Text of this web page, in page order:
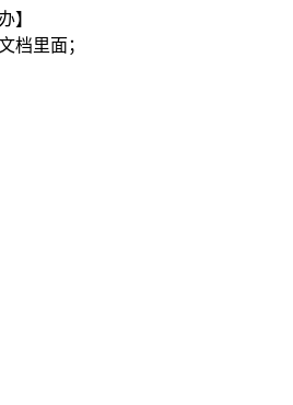
】
档里面；